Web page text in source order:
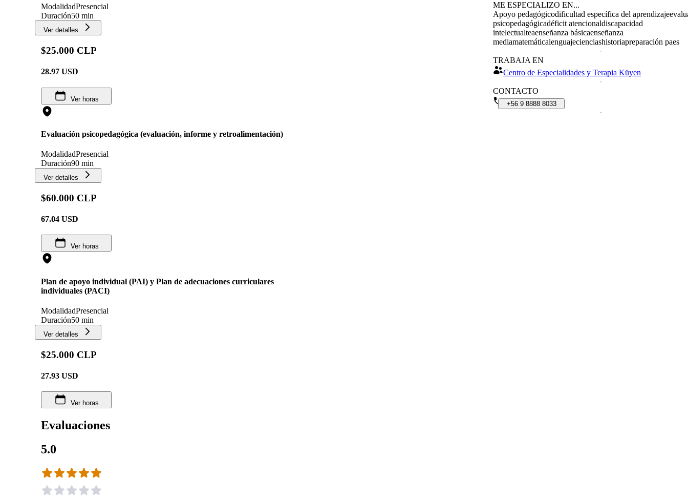
ModalidadPresencial
Duración50 min
Ver detalles
$25.000 CLP
28.97 USD
Ver horas
Evaluación psicopedagógica (evaluación, informe y retroalimentación)
ModalidadPresencial
Duración90 min
Ver detalles
$60.000 CLP
67.04 USD
Ver horas
Plan de apoyo individual (PAI) y Plan de adecuaciones curriculares
individuales (PACI)
ModalidadPresencial
Duración50 min
Ver detalles
$25.000 CLP
27.93 USD
Ver horas
Evaluaciones
5.0
ME ESPECIALIZO EN...
Apoyo pedagógicodificultad específica del aprendizaje
psicopedagógicadéficit atencionaldiscapacidad
intelectualteaenseñanza básicaenseñanza
mediamatemáticalenguajecienciashistoriapreparación paes
TRABAJA EN
Centro de Especialidades y Terapia Küyen
CONTACTO
+56 9 8888 8033